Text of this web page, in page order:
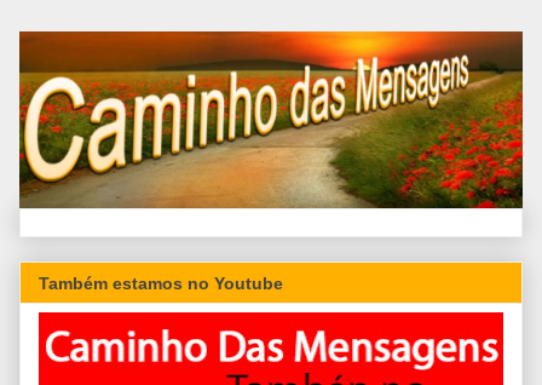
Também estamos no Youtube